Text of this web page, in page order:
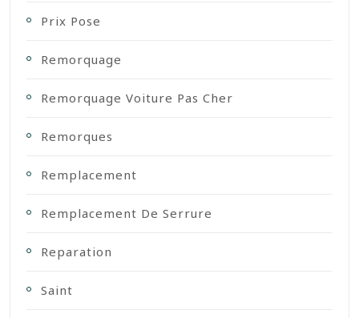
Prix Pose
Remorquage
Remorquage Voiture Pas Cher
Remorques
Remplacement
Remplacement De Serrure
Reparation
Saint